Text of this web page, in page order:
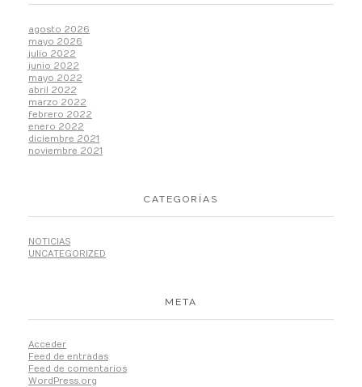
agosto 2026
mayo 2026
julio 2022
junio 2022
mayo 2022
abril 2022
marzo 2022
febrero 2022
enero 2022
diciembre 2021
noviembre 2021
CATEGORÍAS
NOTICIAS
UNCATEGORIZED
META
Acceder
Feed de entradas
Feed de comentarios
WordPress.org